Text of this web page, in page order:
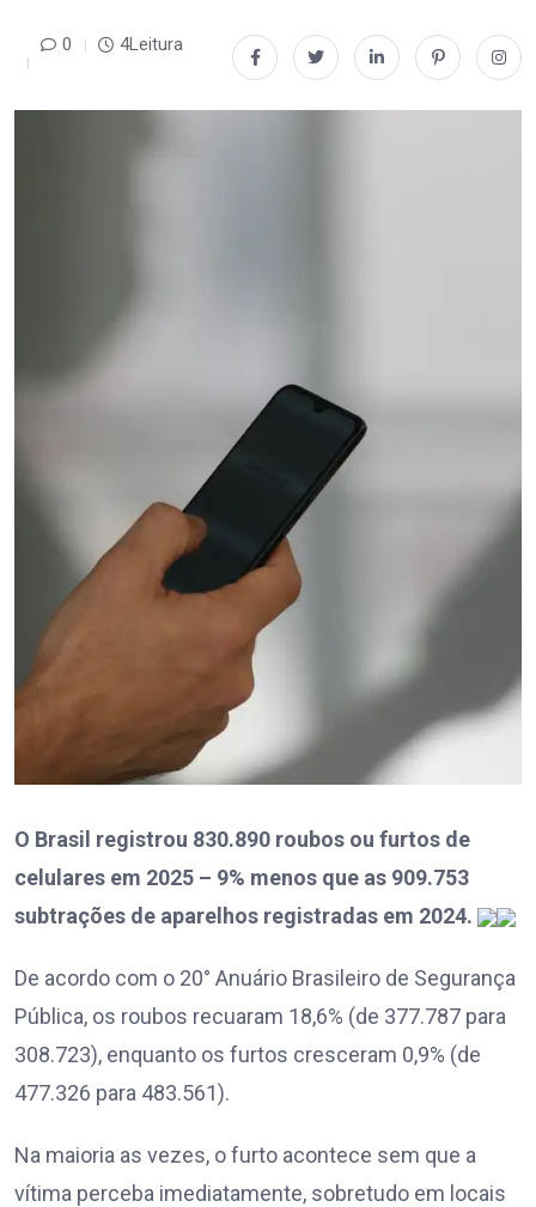
0 4Leitura
O Brasil registrou 830.890 roubos ou furtos de
celulares em 2025 – 9% menos que as 909.753
subtrações de aparelhos registradas em 2024.
De acordo com o 20° Anuário Brasileiro de Segurança
Pública, os roubos recuaram 18,6% (de 377.787 para
308.723), enquanto os furtos cresceram 0,9% (de
477.326 para 483.561).
Na maioria as vezes, o furto acontece sem que a
vítima perceba imediatamente, sobretudo em locais